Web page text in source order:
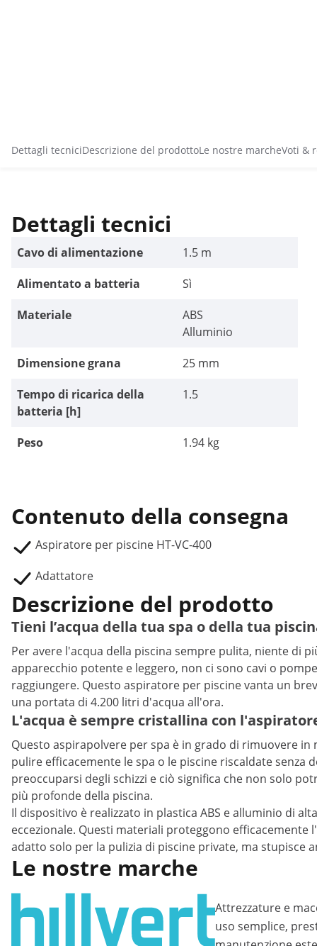
Dettagli tecniciDescrizione del prodottoLe nostre marcheVoti &
Dettagli tecnici
Cavo di alimentazione
1.5 m
Alimentato a batteria
Sì
Materiale
ABS
Alluminio
Dimensione grana
25 mm
Tempo di ricarica della
batteria [h]
1.5
Peso 1.94 kg
Contenuto della consegna
Aspiratore per piscine HT-VC-400
Adattatore
Descrizione del prodotto
Tieni l’acqua della tua spa o della tua
Per avere l'acqua della piscina sempre pulita, niente di
apparecchio potente e leggero, non ci sono cavi o
raggiungere. Questo aspiratore per piscine vanta un
una portata di 4.200 litri d'acqua all'ora.
L'acqua è sempre cristallina con
Questo aspirapolvere per spa è in grado di rimuovere
pulire efficacemente le spa o le piscine riscaldate senza
preoccuparsi degli schizzi e ciò significa che non solo
più profonde della piscina.
Il dispositivo è realizzato in plastica ABS e alluminio di
eccezionale. Questi materiali proteggono
adatto solo per la pulizia di piscine private, ma stupisce
Le nostre marche
Attrezzature e
uso semplice,